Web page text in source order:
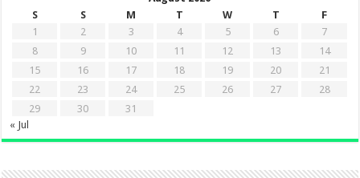
S
S M T W T
F
1
2 3 4 5 6
7
8
9 10 11 12 13
14
15
16 17 18 19 20
21
22
23 24 25 26 27
28
29
30
31
« Jul